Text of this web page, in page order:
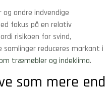
andre indvendige
fokus på en relativ
risikoen for svind,
samlinger reduceres markant i
træmøbler og indeklima.
som mere end